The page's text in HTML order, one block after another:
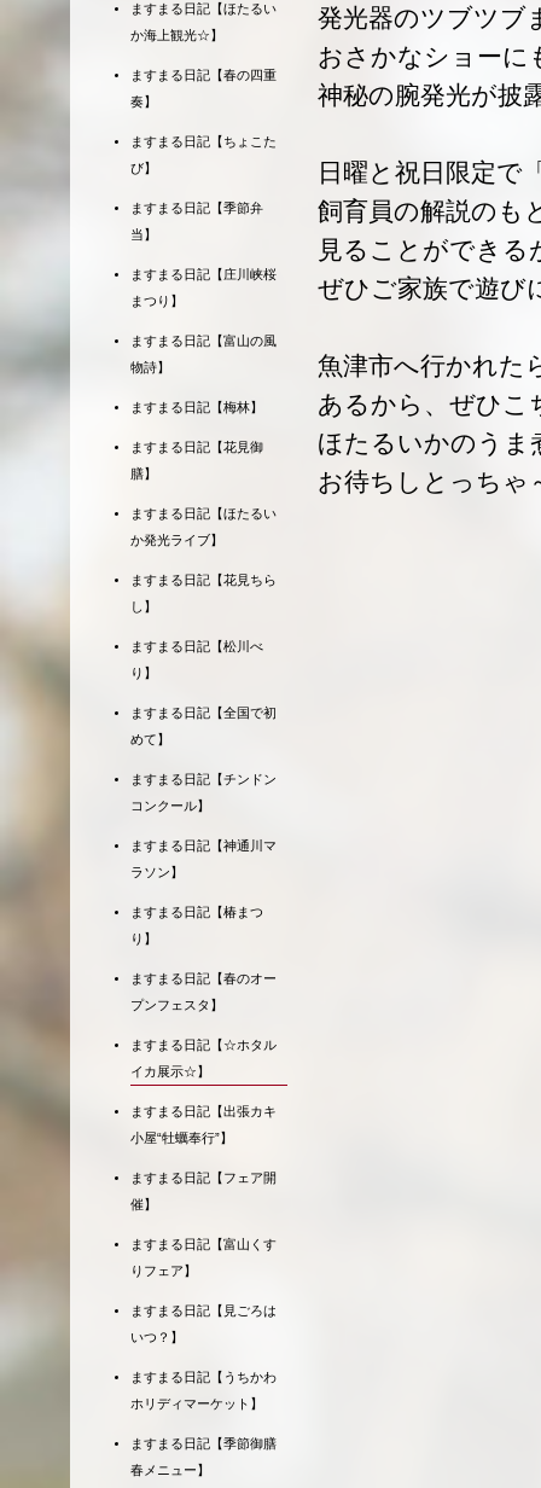
発光器のツブツブ
おさかなショーに
神秘の腕発光が披
日曜と祝日限定で
飼育員の解説のも
見ることができる
ぜひご家族で遊び
魚津市へ行かれた
あるから、ぜひこ
ほたるいかのうま
お待ちしとっちゃ
ますまる日記【ほたるい
か海上観光☆】
ますまる日記【春の四重
奏】
ますまる日記【ちょこた
び】
ますまる日記【季節弁
当】
ますまる日記【庄川峡桜
まつり】
ますまる日記【富山の風
物詩】
ますまる日記【梅林】
ますまる日記【花見御
膳】
ますまる日記【ほたるい
か発光ライブ】
ますまる日記【花見ちら
し】
ますまる日記【松川べ
り】
ますまる日記【全国で初
めて】
ますまる日記【チンドン
コンクール】
ますまる日記【神通川マ
ラソン】
ますまる日記【椿まつ
り】
ますまる日記【春のオー
プンフェスタ】
ますまる日記【☆ホタル
イカ展示☆】
ますまる日記【出張カキ
小屋“牡蠣奉行”】
ますまる日記【フェア開
催】
ますまる日記【富山くす
りフェア】
ますまる日記【見ごろは
いつ？】
ますまる日記【うちかわ
ホリディマーケット】
ますまる日記【季節御膳
春メニュー】